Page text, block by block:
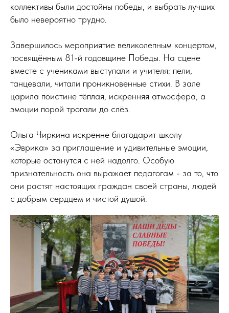
коллективы были достойны победы, и выбрать лучших
было невероятно трудно.
Завершилось мероприятие великолепным концертом,
посвящённым 81-й годовщине Победы. На сцене
вместе с учениками выступали и учителя: пели,
танцевали, читали проникновенные стихи. В зале
царила поистине тёплая, искренняя атмосфера, а
эмоции порой трогали до слёз.
Ольга Чиркина искренне благодарит школу
«Эврика» за приглашение и удивительные эмоции,
которые останутся с ней надолго. Особую
признательность она выражает педагогам - за то, что
они растят настоящих граждан своей страны, людей
с добрым сердцем и чистой душой.